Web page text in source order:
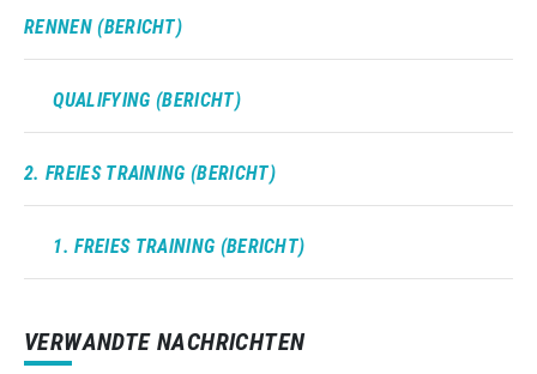
RENNEN (BERICHT)
QUALIFYING (BERICHT)
2. FREIES TRAINING (BERICHT)
1. FREIES TRAINING (BERICHT)
VERWANDTE NACHRICHTEN